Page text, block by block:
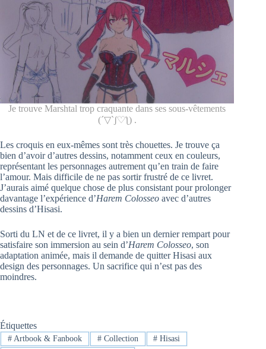
Je trouve Marshtal trop craquante dans ses sous-vêtements
(´▽`ʃ♡ƪ) .
Les croquis en eux-mêmes sont très chouettes. Je trouve ça
bien d’avoir d’autres dessins, notamment ceux en couleurs,
représentant les personnages autrement qu’en train de faire
l’amour. Mais difficile de ne pas sortir frustré de ce livret.
J’aurais aimé quelque chose de plus consistant pour prolonger
davantage l’expérience d’Harem Colosseo avec d’autres
dessins d’Hisasi.
Sorti du LN et de ce livret, il y a bien un dernier rempart pour
satisfaire son immersion au sein d’Harem Colosseo, son
adaptation animée, mais il demande de quitter Hisasi aux
design des personnages. Un sacrifice qui n’est pas des
moindres.
Étiquettes
#Artbook & Fanbook #Collection # Hisasi